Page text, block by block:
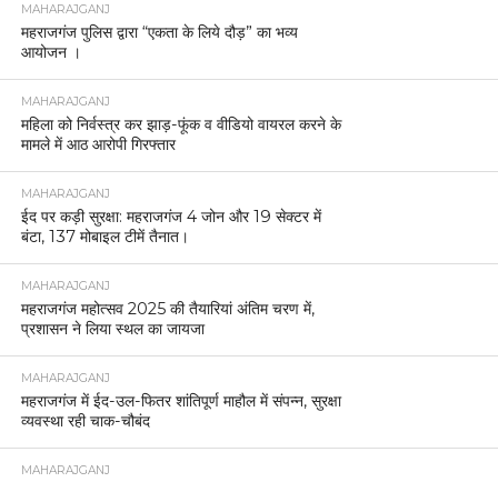
MAHARAJGANJ
महराजगंज पुलिस द्वारा “एकता के लिये दौड़” का भव्य
आयोजन ।
MAHARAJGANJ
महिला को निर्वस्त्र कर झाड़-फूंक व वीडियो वायरल करने के
मामले में आठ आरोपी गिरफ्तार
MAHARAJGANJ
ईद पर कड़ी सुरक्षा: महराजगंज 4 जोन और 19 सेक्टर में
बंटा, 137 मोबाइल टीमें तैनात।
MAHARAJGANJ
महराजगंज महोत्सव 2025 की तैयारियां अंतिम चरण में,
प्रशासन ने लिया स्थल का जायजा
MAHARAJGANJ
महराजगंज में ईद-उल-फितर शांतिपूर्ण माहौल में संपन्न, सुरक्षा
व्यवस्था रही चाक-चौबंद
MAHARAJGANJ